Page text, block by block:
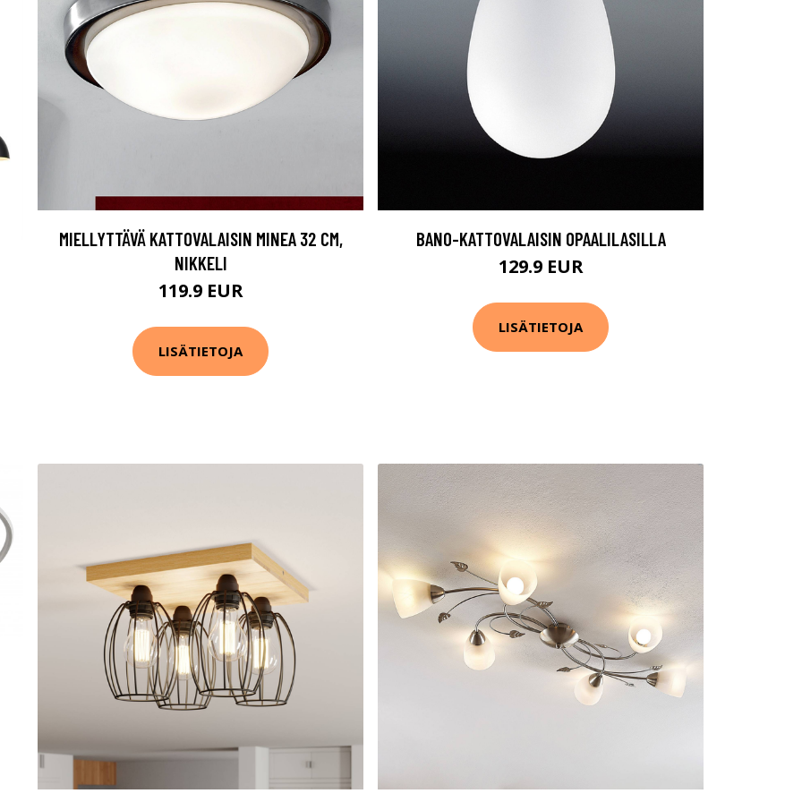
MIELLYTTÄVÄ KATTOVALAISIN MINEA 32 CM,
NIKKELI
119.9 EUR
LISÄTIETOJA
BANO-KATTOVALAISIN OPAALILASILLA
129.9 EUR
LISÄTIETOJA